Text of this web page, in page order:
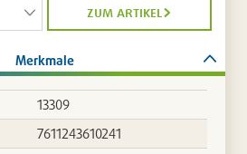
zum artikel
Merkmale
13309
7611243610241